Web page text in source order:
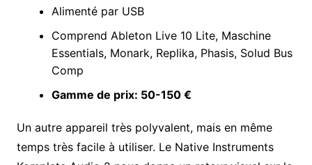
Alimenté par USB
Comprend Ableton Live 10 Lite, Maschine
Essentials, Monark, Replika, Phasis, Solud Bus
Comp
Gamme de prix: 50-150 €
Un autre appareil très polyvalent, mais en même
temps très facile à utiliser. Le Native Instruments